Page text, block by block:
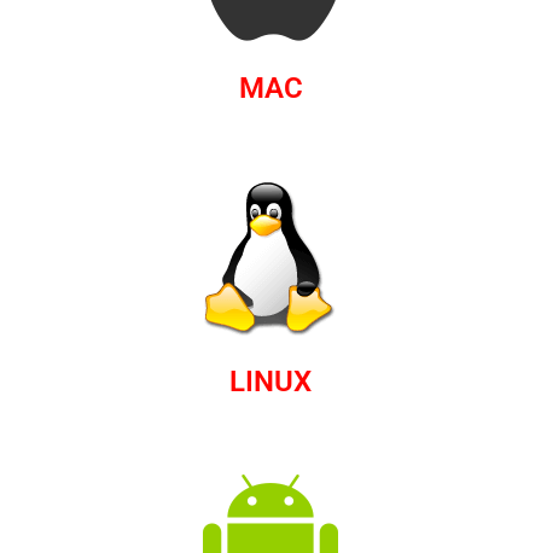
MAC
LINUX